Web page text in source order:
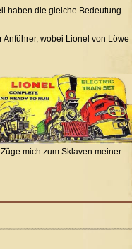
haben die gleiche Bedeutung.
Anführer, wobei Lionel von Löwe
mich zum Sklaven meiner